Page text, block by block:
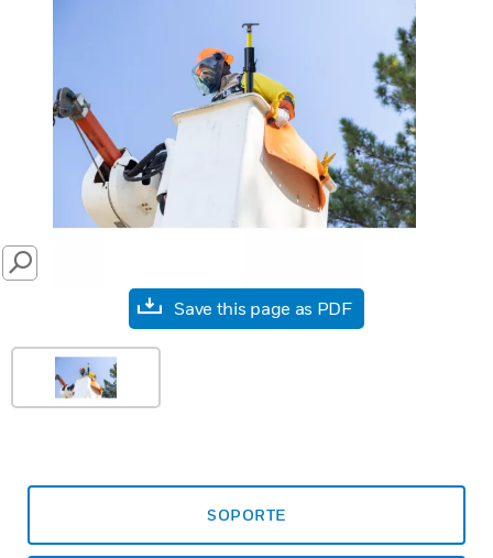
SEARCH
Save this page as PDF
SOPORTE